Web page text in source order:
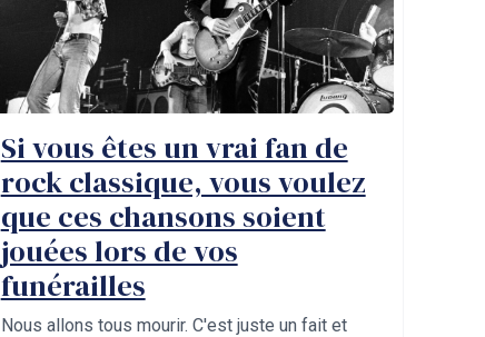
Si vous êtes un vrai fan de
rock classique, vous voulez
que ces chansons soient
jouées lors de vos
funérailles
Nous allons tous mourir. C'est juste un fait et